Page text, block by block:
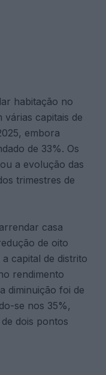
habitação no
várias capitais de
embora
de 33%. Os
a evolução das
trimestres de
casa
de oito
capital de distrito
rendimento
diminuição foi de
se nos 35%,
dois pontos